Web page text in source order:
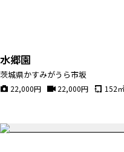
水郷園
茨城県かすみがうら市坂
22,000円 22,000円 152㎡